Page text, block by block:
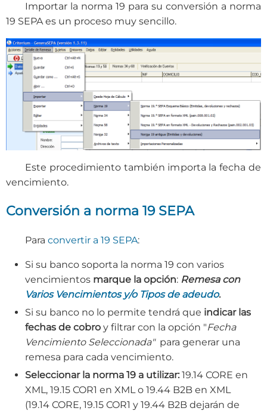
Importar la norma 19 para su conversión a norma
19 SEPA es un proceso muy sencillo.
Este procedimiento también importa la fecha de
vencimiento.
Conversión a norma 19 SEPA
Para convertir a 19 SEPA:
Si su banco soporta la norma 19 con varios
vencimientos marque la opción: Remesa con
Varios Vencimientos y/o Tipos de adeudo.
Si su banco no lo permite tendrá que indicar las
fechas de cobro y filtrar con la opción "Fecha
Vencimiento Seleccionada"para generar una
remesa para cada vencimiento.
Seleccionar la norma 19 a utilizar: 19.14 CORE en
XML, 19.15 COR1 en XML o 19.44 B2B en XML
(19.14 CORE, 19.15 COR1 y 19.44 B2B dejarán de